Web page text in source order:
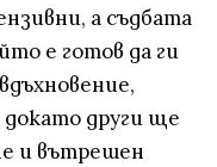
а съдбата
е готов да ги
други ще
и вътрешен